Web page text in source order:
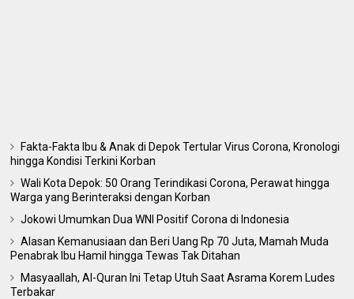
Fakta-Fakta Ibu & Anak di Depok Tertular Virus Corona, Kronologi
hingga Kondisi Terkini Korban
Wali Kota Depok: 50 Orang Terindikasi Corona, Perawat hingga
Warga yang Berinteraksi dengan Korban
Jokowi Umumkan Dua WNI Positif Corona di Indonesia
Alasan Kemanusiaan dan Beri Uang Rp 70 Juta, Mamah Muda
Penabrak Ibu Hamil hingga Tewas Tak Ditahan
Masyaallah, Al-Quran Ini Tetap Utuh Saat Asrama Korem Ludes
Terbakar